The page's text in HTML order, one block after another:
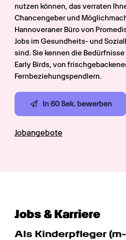
nutzen können, das verraten
Chancengeber und
Hannoveraner Büro von
Jobs im Gesundheits- und
sind. Sie kennen die
Early Birds, von
Fernbeziehungspendlern.
In 60 Sek. bewerben
Jobangebote
Jobs & Karriere
Als Kinderpfleger (m-